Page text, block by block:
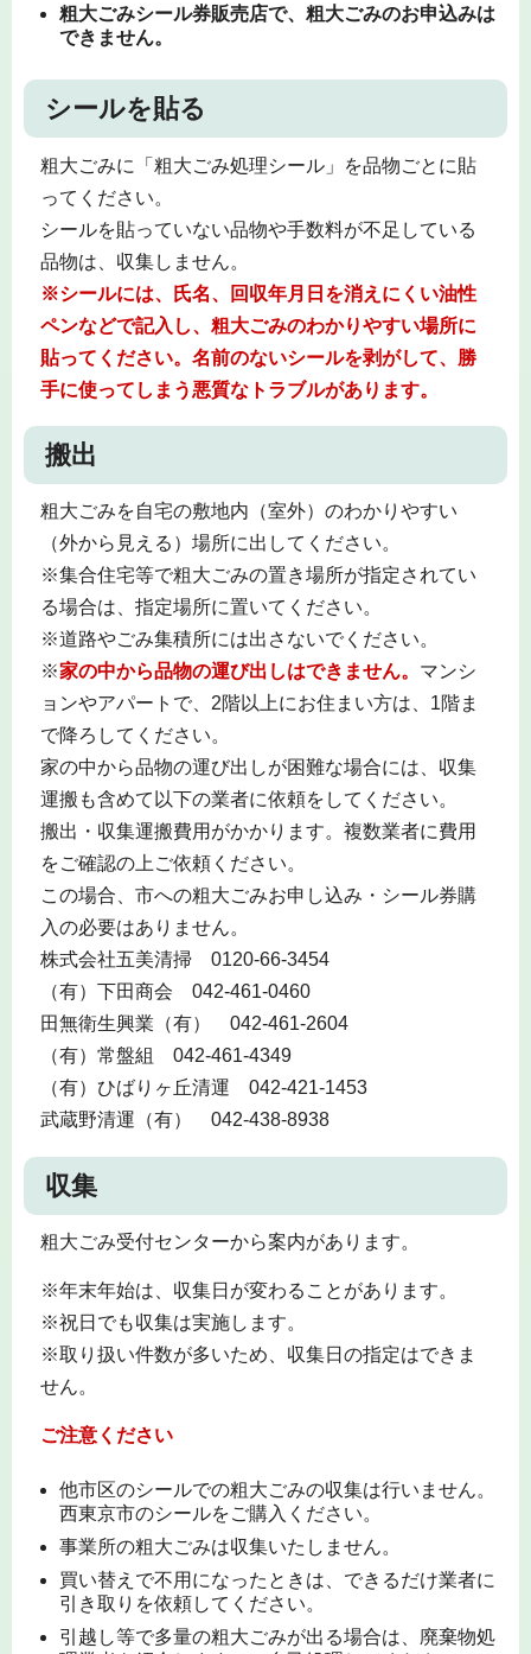
粗大ごみシール券販売店で、粗大ごみのお申込みは
できません。
シールを貼る
粗大ごみに「粗大ごみ処理シール」を品物ごとに貼
ってください。
シールを貼っていない品物や手数料が不足している
品物は、収集しません。
※シールには、氏名、回収年月日を消えにくい油性
ペンなどで記入し、粗大ごみのわかりやすい場所に
貼ってください。名前のないシールを剥がして、勝
手に使ってしまう悪質なトラブルがあります。
搬出
粗大ごみを自宅の敷地内（室外）のわかりやすい
（外から見える）場所に出してください。
※集合住宅等で粗大ごみの置き場所が指定されてい
る場合は、指定場所に置いてください。
※道路やごみ集積所には出さないでください。
※家の中から品物の運び出しはできません。 マンシ
ョンやアパートで、2階以上にお住まい方は、1階ま
で降ろしてください。
家の中から品物の運び出しが困難な場合には、収集
運搬も含めて以下の業者に依頼をしてください。
搬出・収集運搬費用がかかります。複数業者に費用
をご確認の上ご依頼ください。
この場合、市への粗大ごみお申し込み・シール券購
入の必要はありません。
株式会社五美清掃 0120-66-3454
（有）下田商会 042-461-0460
田無衛生興業（有） 042-461-2604
（有）常盤組 042-461-4349
（有）ひばりヶ丘清運 042-421-1453
武蔵野清運（有） 042-438-8938
収集
粗大ごみ受付センターから案内があります。
※年末年始は、収集日が変わることがあります。
※祝日でも収集は実施します。
※取り扱い件数が多いため、収集日の指定はできま
せん。
ご注意ください
他市区のシールでの粗大ごみの収集は行いません。
西東京市のシールをご購入ください。
事業所の粗大ごみは収集いたしません。
買い替えで不用になったときは、できるだけ業者に
引き取りを依頼してください。
引越し等で多量の粗大ごみが出る場合は、廃棄物処